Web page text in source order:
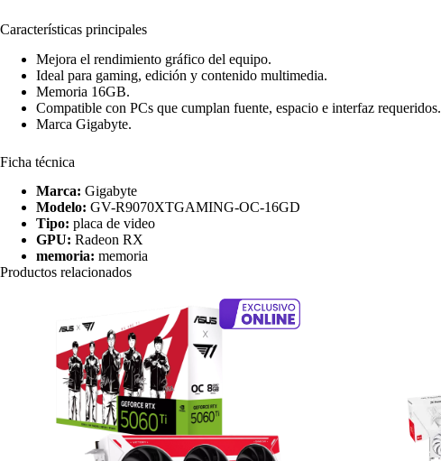
Características principales
Mejora el rendimiento gráfico del equipo.
Ideal para gaming, edición y contenido multimedia.
Memoria 16GB.
Compatible con PCs que cumplan fuente, espacio e interfaz requeridos.
Marca Gigabyte.
Ficha técnica
Marca: Gigabyte
Modelo: GV-R9070XTGAMING-OC-16GD
Tipo: placa de video
GPU: Radeon RX
memoria: memoria
Productos relacionados